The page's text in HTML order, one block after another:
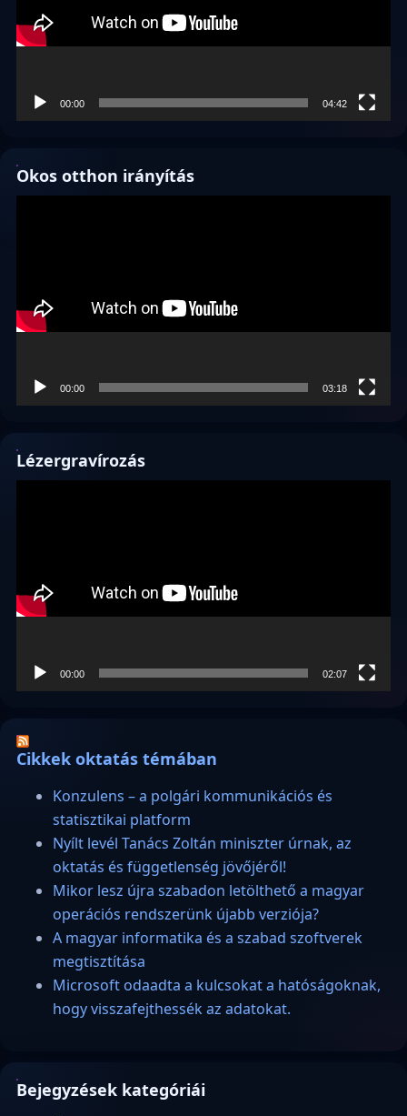
00:00 04:42
Okos otthon irányítás
00:00 03:18
Lézergravírozás
00:00 02:07
Cikkek oktatás témában
Konzulens – a polgári kommunikációs és
statisztikai platform
Nyílt levél Tanács Zoltán miniszter úrnak, az
oktatás és függetlenség jövőjéről!
Mikor lesz újra szabadon letölthető a magyar
operációs rendszerünk újabb verziója?
A magyar informatika és a szabad szoftverek
megtisztítása
Microsoft odaadta a kulcsokat a hatóságoknak,
hogy visszafejthessék az adatokat.
Bejegyzések kategóriái